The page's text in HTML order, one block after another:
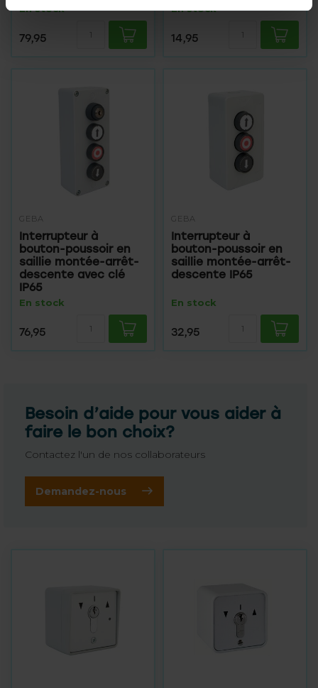
En stock
79,95
En stock
14,95
GEBA
Interrupteur à
bouton-poussoir en
saillie montée-arrêt-
descente avec clé
IP65
En stock
76,95
GEBA
Interrupteur à
bouton-poussoir en
saillie montée-arrêt-
descente IP65
En stock
32,95
Besoin d’aide pour vous aider à
faire le bon choix?
Contactez l'un de nos collaborateurs
Demandez-nous